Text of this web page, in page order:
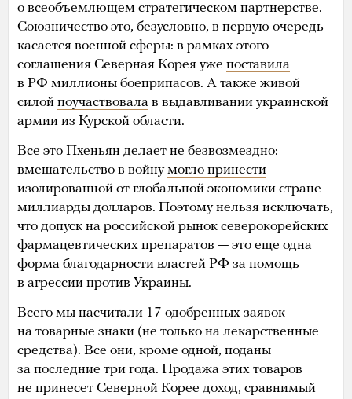
о всеобъемлющем стратегическом партнерстве.
Союзничество это, безусловно, в первую очередь
касается военной сферы: в рамках этого
соглашения Северная Корея уже поставила
в РФ миллионы боеприпасов. А также живой
силой поучаствовала в выдавливании украинской
армии из Курской области.
Все это Пхеньян делает не безвозмездно:
вмешательство в войнумогло принести
изолированной от глобальной экономики стране
миллиарды долларов. Поэтому нельзя исключать,
что допуск на российской рынок северокорейских
фармацевтических препаратов — это еще одна
форма благодарности властей РФ за помощь
в агрессии против Украины.
Всего мы насчитали 17 одобренных заявок
на товарные знаки (не только на лекарственные
средства). Все они, кроме одной, поданы
за последние три года. Продажа этих товаров
не принесет Северной Корее доход, сравнимый